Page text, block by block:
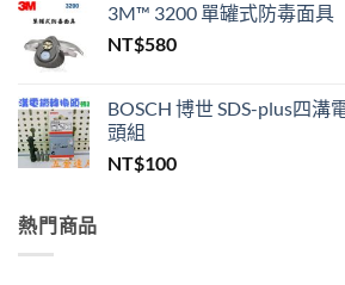
價
價
3M™ 3200 單罐式防毒面具
NT$580
BOSCH 博世 SDS-plus四溝
頭組
NT$100
熱門商品